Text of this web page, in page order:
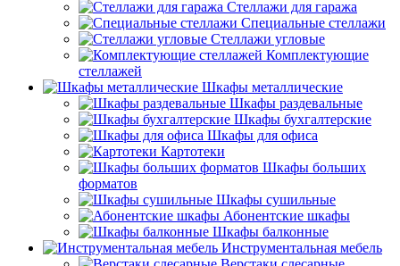
Стеллажи для гаража
Специальные стеллажи
Стеллажи угловые
Комплектующие
стеллажей
Шкафы металлические
Шкафы раздевальные
Шкафы бухгалтерские
Шкафы для офиса
Картотеки
Шкафы больших
форматов
Шкафы сушильные
Абонентские шкафы
Шкафы балконные
Инструментальная мебель